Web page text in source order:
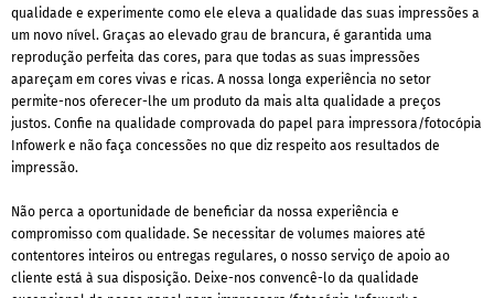
qualidade e experimente como ele eleva a qualidade das suas impressões a
um novo nível. Graças ao elevado grau de brancura, é garantida uma
reprodução perfeita das cores, para que todas as suas impressões
apareçam em cores vivas e ricas. A nossa longa experiência no setor
permite-nos oferecer-lhe um produto da mais alta qualidade a preços
justos. Confie na qualidade comprovada do papel para impressora/fotocópia
Infowerk e não faça concessões no que diz respeito aos resultados de
impressão.
Não perca a oportunidade de beneficiar da nossa experiência e
compromisso com qualidade. Se necessitar de volumes maiores até
contentores inteiros ou entregas regulares, o nosso serviço de apoio ao
cliente está à sua disposição. Deixe-nos convencê-lo da qualidade